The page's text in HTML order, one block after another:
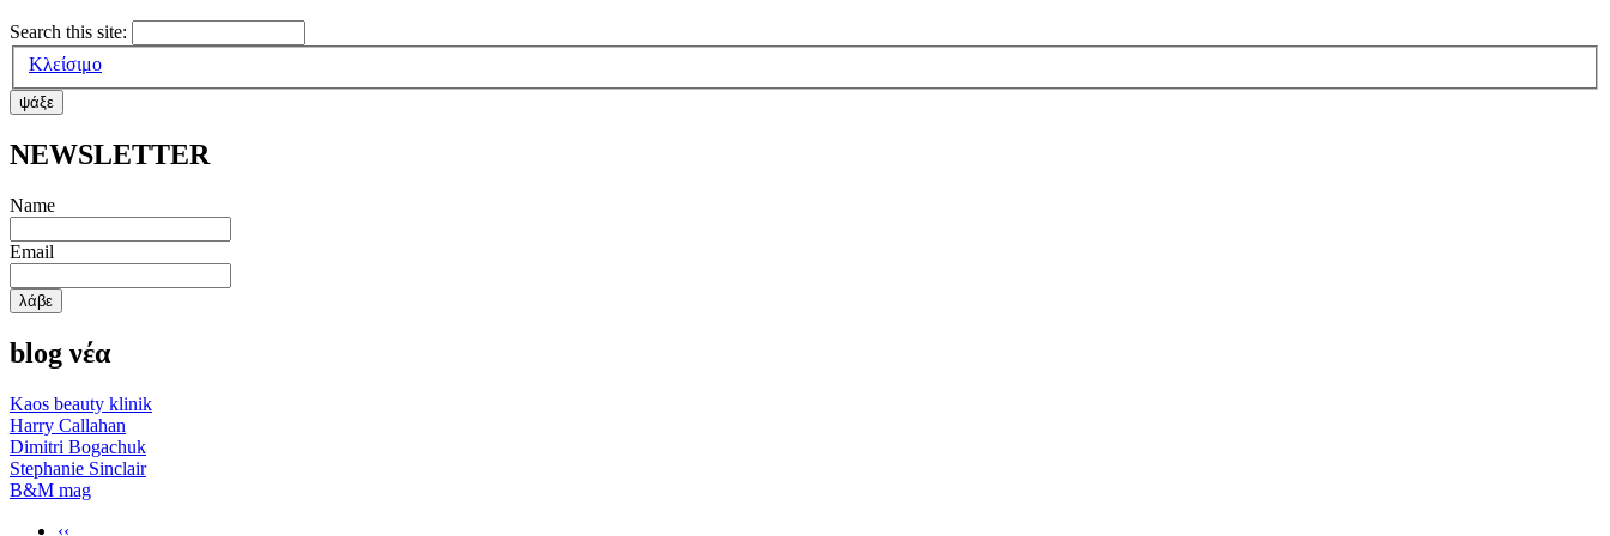
Search this site:
Κλείσιμο
ΝΕWSLETTER
Name
Email
blog νέα
Κaos beauty klinik
Harry Callahan
Dimitri Bogachuk
Stephanie Sinclair
Β&Μ mag
‹‹